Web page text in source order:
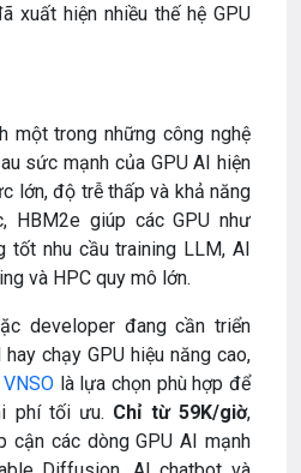
xuất hiện nhiều thế hệ GPU
một trong những công nghệ
sức mạnh của GPU AI hiện
lớn, độ trễ thấp và khả năng
giúp các GPU như
tốt nhu cầu training LLM, AI
và HPC quy mô lớn.
developer đang cần triển
chạy GPU hiệu năng cao,
VNSO là lựa chọn phù hợp để
phí tối ưu. Chỉ từ 59K/giờ,
cận các dòng GPU AI mạnh